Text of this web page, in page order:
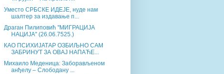
Уместо СРБСКЕ ИДЕЈЕ, нуде нам
шалтер за издавање п...
Драган Пилиповић ''МИГРАЦИЈА
НАЦИЈА'' (26.06.7525.)
КАО ПСИХИЈАТАР ОЗБИЉНО САМ
ЗАБРИНУТ ЗА ОВАЈ НАПАЋЕ...
Михаило Меденица: Заборављеном
анђелу – Слободану ...